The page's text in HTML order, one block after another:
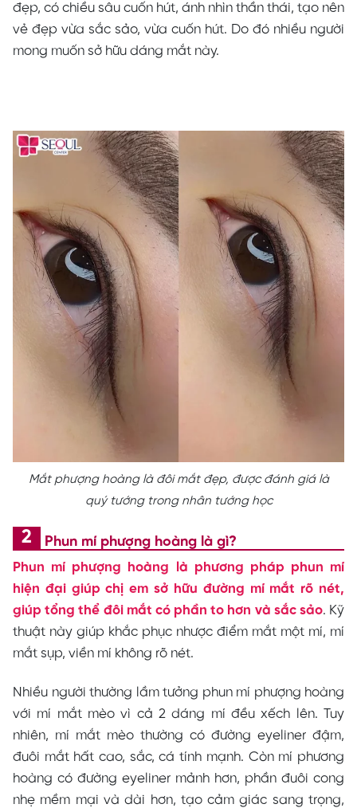
đẹp, có chiều sâu cuốn hút, ánh nhìn thần thái, tạo nên
vẻ đẹp vừa sắc sảo, vừa cuốn hút. Do đó nhiều người
mong muốn sở hữu dáng mắt này.
Mắt phượng hoàng là đôi mắt đẹp, được đánh giá là
quý tướng trong nhân tướng học
Phun mí phượng hoàng là gì?
Phun mí phượng hoàng là phương pháp phun mí
hiện đại giúp chị em sở hữu đường mí mắt rõ nét,
giúp tổng thể đôi mắt có phần to hơn và sắc sảo. Kỹ
thuật này giúp khắc phục nhược điểm mắt một mí, mí
mắt sụp, viền mí không rõ nét.
Nhiều người thường lầm tưởng phun mí phượng hoàng
với mí mắt mèo vì cả 2 dáng mí đều xếch lên. Tuy
nhiên, mí mắt mèo thường có đường eyeliner đậm,
đuôi mắt hất cao, sắc, cá tính mạnh. Còn mí phương
hoàng có đường eyeliner mảnh hơn, phần đuôi cong
nhẹ mềm mại và dài hơn, tạo cảm giác sang trọng,